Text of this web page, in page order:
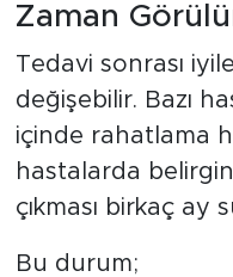
Zaman
Tedavi sonrası
değişebilir. Bazı
içinde rahatlama
hastalarda
çıkması birkaç ay
Bu durum;